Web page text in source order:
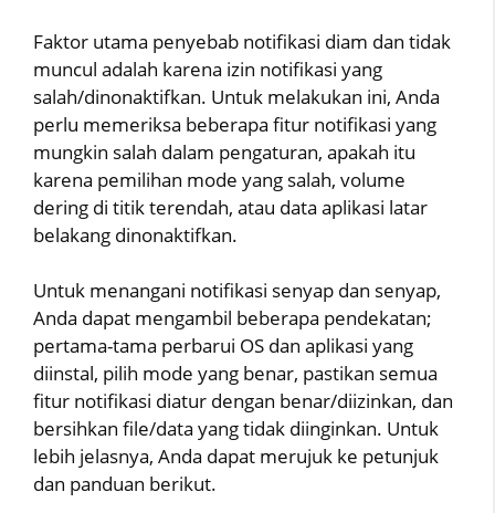
Faktor utama penyebab notifikasi diam dan tidak
muncul adalah karena izin notifikasi yang
salah/dinonaktifkan. Untuk melakukan ini, Anda
perlu memeriksa beberapa fitur notifikasi yang
mungkin salah dalam pengaturan, apakah itu
karena pemilihan mode yang salah, volume
dering di titik terendah, atau data aplikasi latar
belakang dinonaktifkan.
Untuk menangani notifikasi senyap dan senyap,
Anda dapat mengambil beberapa pendekatan;
pertama-tama perbarui OS dan aplikasi yang
diinstal, pilih mode yang benar, pastikan semua
fitur notifikasi diatur dengan benar/diizinkan, dan
bersihkan file/data yang tidak diinginkan. Untuk
lebih jelasnya, Anda dapat merujuk ke petunjuk
dan panduan berikut.